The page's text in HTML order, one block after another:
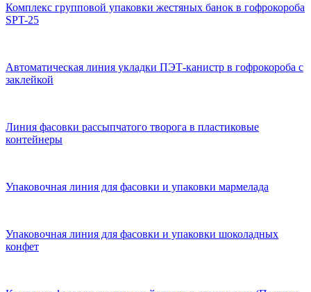
Комплекс групповой упаковки жестяных банок в гофрокороба
SPT-25
Автоматическая линия укладки ПЭТ-канистр в гофрокороба с
заклейкой
Линия фасовки рассыпчатого творога в пластиковые
контейнеры
Упаковочная линия для фасовки и упаковки мармелада
Упаковочная линия для фасовки и упаковки шоколадных
конфет